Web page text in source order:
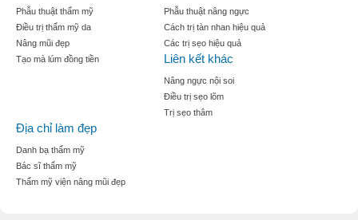
Phẫu thuật thẩm mỹ
Điều trị thẩm mỹ da
Nâng mũi đẹp
Tạo mà lúm đồng tiền
Phẫu thuật nâng ngực
Cách trị tàn nhan hiệu quả
Các trị sẹo hiệu quả
Liên kết khác
Nâng ngực nội soi
Điều trị sẹo lõm
Trị sẹo thâm
Địa chỉ làm đẹp
Danh bạ thẩm mỹ
Bác sĩ thẩm mỹ
Thẩm mỹ viện nâng mũi đẹp